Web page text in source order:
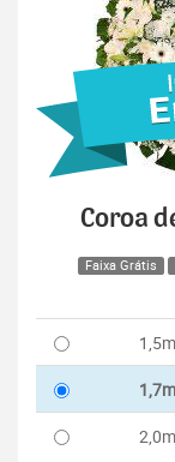
Coroa
Faixa Grátis